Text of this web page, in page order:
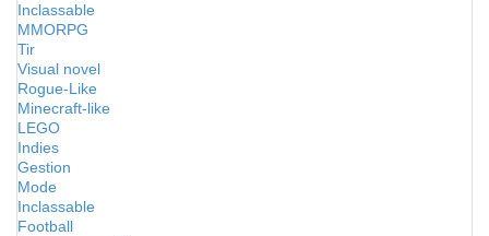
Inclassable
MMORPG
Tir
Visual novel
Rogue-Like
Minecraft-like
LEGO
Indies
Gestion
Mode
Inclassable
Football